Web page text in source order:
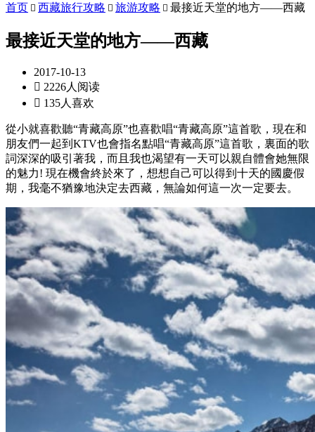
首页  西藏旅行攻略  旅游攻略  最接近天堂的地方——西藏
最接近天堂的地方——西藏
2017-10-13
 2226人阅读
 135人喜欢
從小就喜歡聽“青藏高原”也喜歡唱“青藏高原”這首歌，現在和
朋友們一起到KTV也會指名點唱“青藏高原”這首歌，裏面的歌
詞深深的吸引著我，而且我也渴望有一天可以親自體會她無限
的魅力! 現在機會終於來了，想想自己可以得到十天的國慶假
期，我毫不猶豫地決定去西藏，無論如何這一次一定要去。